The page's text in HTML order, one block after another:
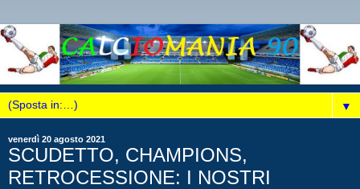
▼
venerdì 20 agosto 2021
SCUDETTO, CHAMPIONS,
RETROCESSIONE: I NOSTRI